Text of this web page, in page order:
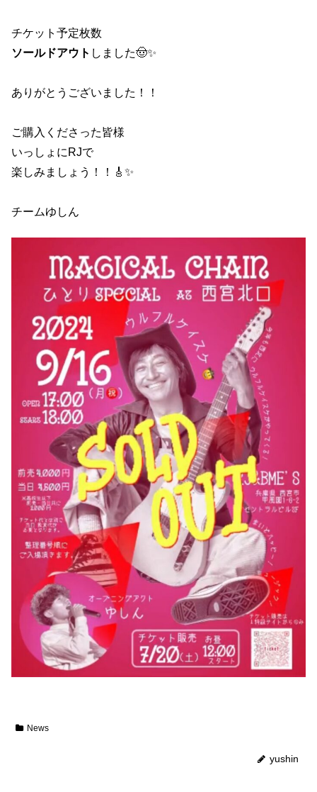
チケット予定枚数
ソールドアウト しました🤠✨
ありがとうございました！！
ご購入くださった皆様
いっしょにRJで
楽しみましょう！！🎸✨
チームゆしん
News
yushin